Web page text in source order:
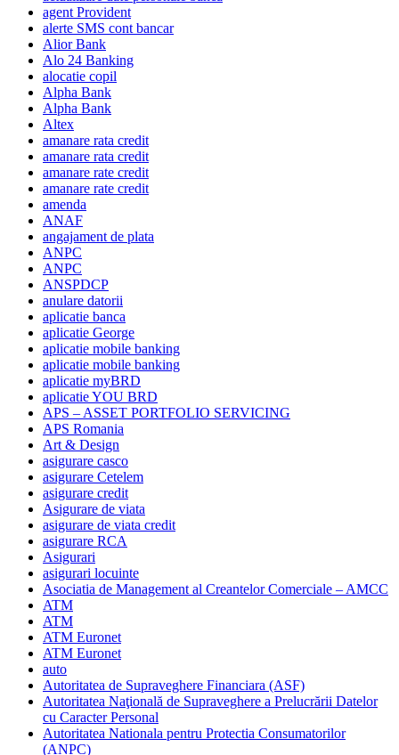
agent Provident
alerte SMS cont bancar
Alior Bank
Alo 24 Banking
alocatie copil
Alpha Bank
Alpha Bank
Altex
amanare rata credit
amanare rata credit
amanare rate credit
amanare rate credit
amenda
ANAF
angajament de plata
ANPC
ANPC
ANSPDCP
anulare datorii
aplicatie banca
aplicatie George
aplicatie mobile banking
aplicatie mobile banking
aplicatie myBRD
aplicatie YOU BRD
APS – ASSET PORTFOLIO SERVICING
APS Romania
Art & Design
asigurare casco
asigurare Cetelem
asigurare credit
Asigurare de viata
asigurare de viata credit
asigurare RCA
Asigurari
asigurari locuinte
Asociatia de Management al Creantelor Comerciale – AMCC
ATM
ATM
ATM Euronet
ATM Euronet
auto
Autoritatea de Supraveghere Financiara (ASF)
Autoritatea Naţională de Supraveghere a Prelucrării Datelor
cu Caracter Personal
Autoritatea Nationala pentru Protectia Consumatorilor
(ANPC)